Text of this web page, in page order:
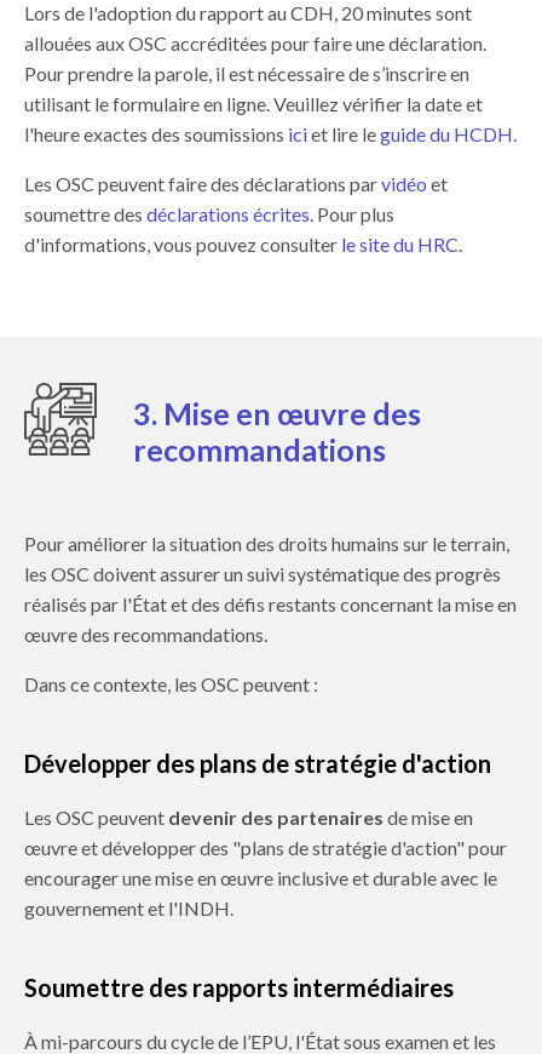
Lors de l'adoption du rapport au CDH, 20 minutes sont
allouées aux OSC accréditées pour faire une déclaration.
Pour prendre la parole, il est nécessaire de s’inscrire en
utilisant le formulaire en ligne. Veuillez vérifier la date et
l'heure exactes des soumissions iciet lire leguide du HCDH.
Les OSC peuvent faire des déclarations parvidéo et
soumettre des déclarations écrites. Pour plus
d'informations, vous pouvez consulter le site du HRC.
3. Mise en œuvre des
recommandations
Pour améliorer la situation des droits humains sur le terrain,
les OSC doivent assurer un suivi systématique des progrès
réalisés par l'État et des défis restants concernant la mise en
œuvre des recommandations.
Dans ce contexte, les OSC peuvent :
Développer des plans de stratégie d'action
Les OSC peuvent devenir des partenaires de mise en
œuvre et développer des "plans de stratégie d'action" pour
encourager une mise en œuvre inclusive et durable avec le
gouvernement et l'INDH.
Soumettre des rapports intermédiaires
À mi-parcours du cycle de l’EPU, l'État sous examen et les